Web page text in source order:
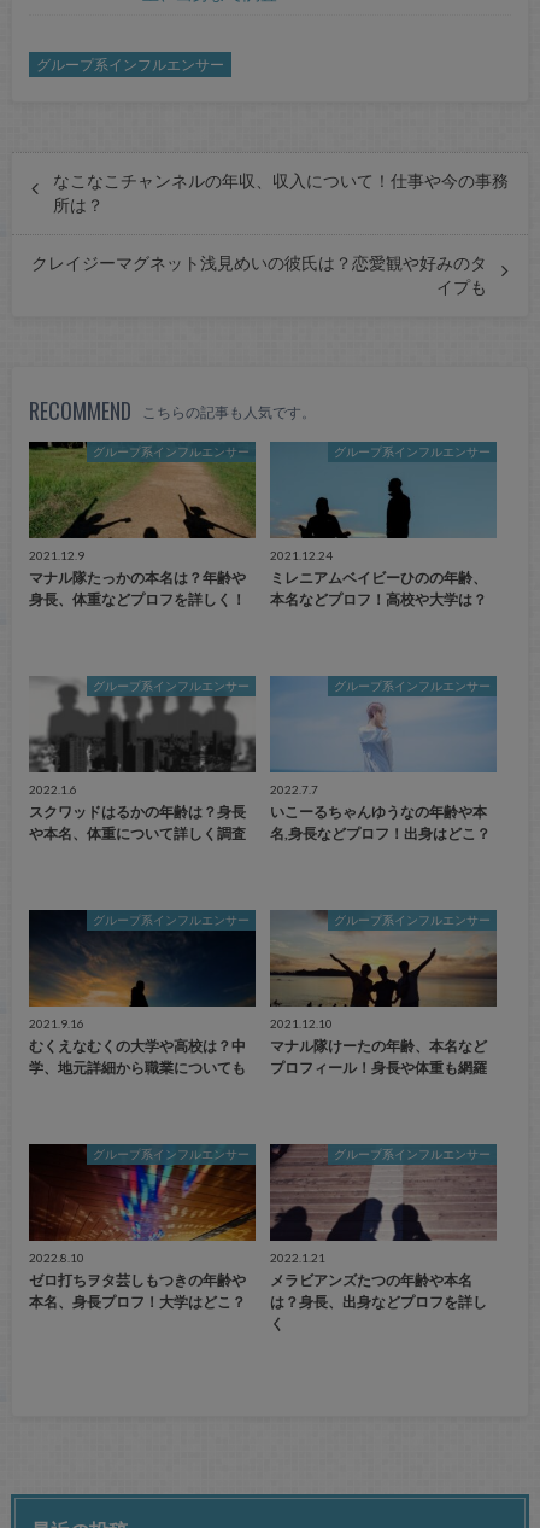
グループ系インフルエンサー
なこなこチャンネルの年収、収入について！仕事や今の事務
所は？
クレイジーマグネット浅見めいの彼氏は？恋愛観や好みのタ
イプも
RECOMMEND こちらの記事も人気です。
グループ系インフルエンサー
2021.12.9
マナル隊たっかの本名は？年齢や
身長、体重などプロフを詳しく！
グループ系インフルエンサー
2021.12.24
ミレニアムベイビーひのの年齢、
本名などプロフ！高校や大学は？
グループ系インフルエンサー
2022.1.6
スクワッドはるかの年齢は？身長
や本名、体重について詳しく調査
グループ系インフルエンサー
2022.7.7
いこーるちゃんゆうなの年齢や本
名,身長などプロフ！出身はどこ？
グループ系インフルエンサー
2021.9.16
むくえなむくの大学や高校は？中
学、地元詳細から職業についても
グループ系インフルエンサー
2021.12.10
マナル隊けーたの年齢、本名など
プロフィール！身長や体重も網羅
グループ系インフルエンサー
2022.8.10
ゼロ打ちヲタ芸しもつきの年齢や
本名、身長プロフ！大学はどこ？
グループ系インフルエンサー
2022.1.21
メラビアンズたつの年齢や本名
は？身長、出身などプロフを詳し
く